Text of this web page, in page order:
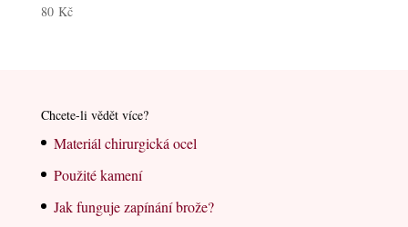
80 Kč
Chcete-li vědět více?
Materiál chirurgická ocel
Použité kamení
Jak funguje zapínání brože?